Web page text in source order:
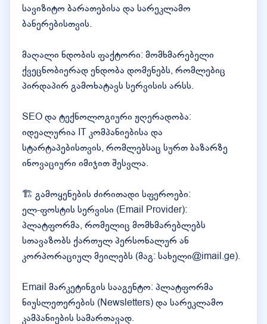
სავიზიტო ბარათებისა და სარეკლამო
ბანერებისთვის.
მაღალი ნდობის ფაქტორი: მომხმარებელი
ქვეცნობიერად ენდობა დომენებს, რომლებიც
პირდაპირ გამოხატავს სერვისის არსს.
SEO და ტექნოლოგიური ჟღერადობა:
იდეალურია IT კომპანიებისა და
სტარტაპებისთვის, რომლებსაც სურთ ბაზარზე
ინოვაციური იმიჯით შესვლა.
🏗️ გამოყენების ძირითადი სფეროები:
ელ-ფოსტის სერვისი (Email Provider):
პლატფორმა, რომელიც მომხმარებლებს
სთავაზობს ქართულ პერსონალურ ან
კორპორაციულ მეილებს (მაგ: სახელი@imail.ge).
Email მარკეტინგის სააგენტო: პლატფორმა
ნიუსლეთერების (Newsletters) და სარეკლამო
კამპანიების სამართავად.